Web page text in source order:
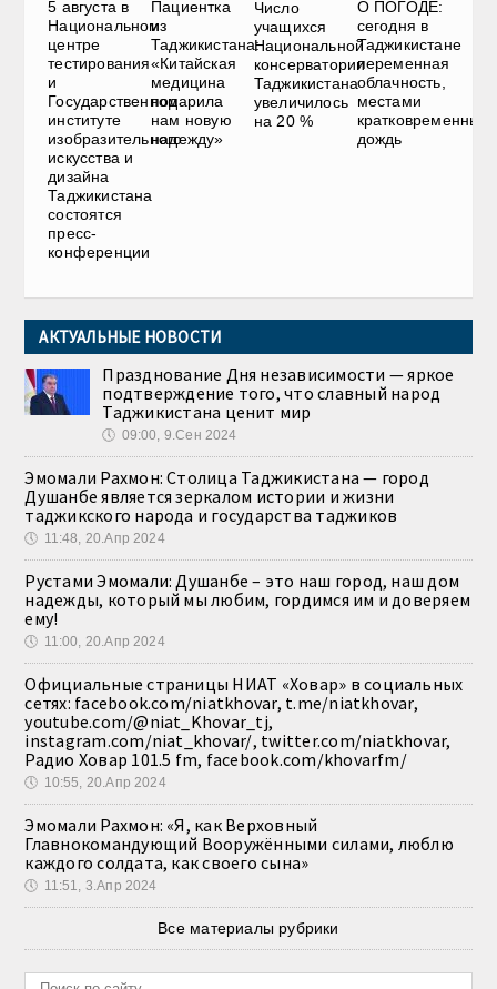
5 августа в
Национальном
центре
тестирования
и
Государственном
институте
изобразительного
искусства и
дизайна
Таджикистана
состоятся
пресс-
конференции
Пациентка
из
Таджикистана:
«Китайская
медицина
подарила
нам новую
надежду»
Число
учащихся
Национальной
консерватории
Таджикистана
увеличилось
на 20 %
О ПОГОДЕ:
сегодня в
Таджикистане
переменная
облачность,
местами
кратковременный
дождь
АКТУАЛЬНЫЕ НОВОСТИ
Празднование Дня независимости — яркое
подтверждение того, что славный народ
Таджикистана ценит мир
🕔 09:00, 9.Сен 2024
Эмомали Рахмон: Столица Таджикистана — город
Душанбе является зеркалом истории и жизни
таджикского народа и государства таджиков
🕔 11:48, 20.Апр 2024
Рустами Эмомали: Душанбе – это наш город, наш дом
надежды, который мы любим, гордимся им и доверяем
ему!
🕔 11:00, 20.Апр 2024
Официальные страницы НИАТ «Ховар» в социальных
сетях: facebook.com/niatkhovar, t.me/niatkhovar,
youtube.com/@niat_Khovar_tj,
instagram.com/niat_khovar/, twitter.com/niatkhovar,
Радио Ховар 101.5 fm, facebook.com/khovarfm/
🕔 10:55, 20.Апр 2024
Эмомали Рахмон: «Я, как Верховный
Главнокомандующий Вооружёнными силами, люблю
каждого солдата, как своего сына»
🕔 11:51, 3.Апр 2024
Все материалы рубрики